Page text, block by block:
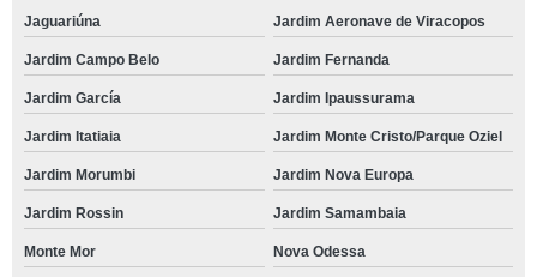
Jaguariúna Jardim Aeronave de Viracopos
Jardim Campo Belo Jardim Fernanda
Jardim García Jardim Ipaussurama
Jardim Itatiaia Jardim Monte Cristo/Parque Oziel
Jardim Morumbi Jardim Nova Europa
Jardim Rossin Jardim Samambaia
Monte Mor Nova Odessa